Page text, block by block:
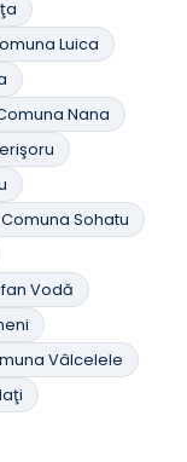
Luica
Nana
Comuna Sohatu
Vodă
Vâlcelele